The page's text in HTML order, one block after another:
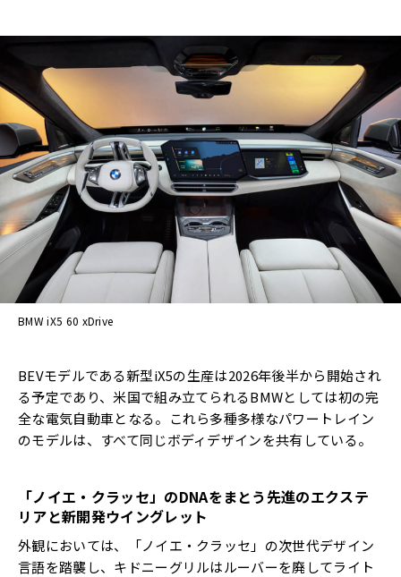
BMW iX5 60 xDrive
BEVモデルである新型iX5の生産は2026年後半から開始され
る予定であり、米国で組み立てられるBMWとしては初の完
全な電気自動車となる。これら多種多様なパワートレイン
のモデルは、すべて同じボディデザインを共有している。
「ノイエ・クラッセ」のDNAをまとう先進のエクステ
リアと新開発ウイングレット
外観においては、「ノイエ・クラッセ」の次世代デザイン
言語を踏襲し、キドニーグリルはルーバーを廃してライト